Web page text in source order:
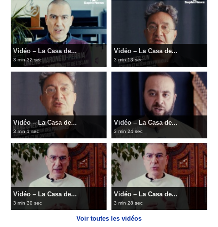
Vidéo – La Casa de...
3 min 32 sec
Vidéo – La Casa de...
3 min 13 sec
Vidéo – La Casa de...
3 min 1 sec
Vidéo – La Casa de...
3 min 24 sec
Vidéo – La Casa de...
3 min 30 sec
Vidéo – La Casa de...
3 min 28 sec
Voir toutes les vidéos